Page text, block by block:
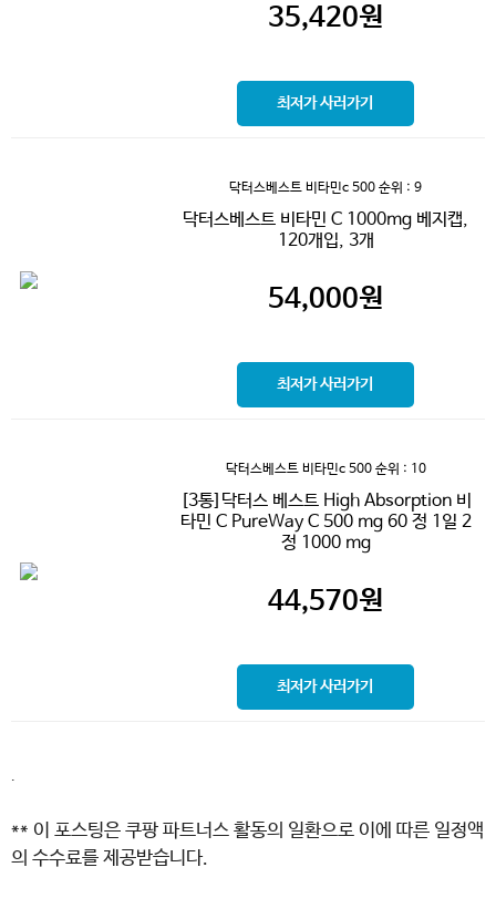
35,420원
최저가 사러가기
닥터스베스트 비타민c 500 순위 : 9
닥터스베스트 비타민 C 1000mg 베지캡,
120개입, 3개
54,000원
최저가 사러가기
닥터스베스트 비타민c 500순위 : 10
[3통]닥터스 베스트 High Absorption 비
타민 C PureWay C 500 mg 60 정 1일 2
정 1000 mg
44,570원
최저가 사러가기
.
** 이 포스팅은 쿠팡 파트너스 활동의 일환으로 이에 따른 일정액
의 수수료를 제공받습니다.